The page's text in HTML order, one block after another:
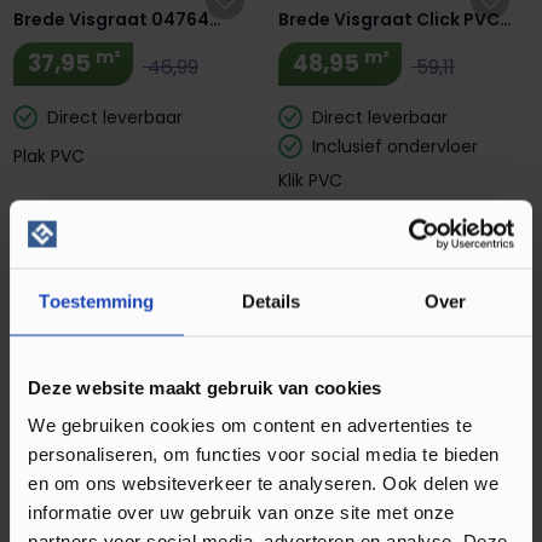
Toestemming Details Over
Deze website maakt gebruik van cookies
We gebruiken cookies om content en advertenties te
personaliseren, om functies voor social media te bieden
en om ons websiteverkeer te analyseren. Ook delen we
informatie over uw gebruik van onze site met onze
Brede Visgraat 04764
Pepermunt
37,95 m² 46,99
Direct leverbaar
Plak PVC
Brede Visgraat Click PVC
04875 Pepermunt
48,95 m² 59,11
Direct leverbaar
Inclusief ondervloer
Klik PVC
Trendy Visgraat Click PVC
48,95m² 58,99
Direct leverbaar
Inclusief ondervloer
Klik PVC
34,95m²
Direct leverbaar
Plak PVC